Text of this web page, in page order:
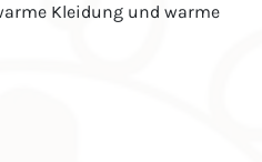
Kleidung und warme